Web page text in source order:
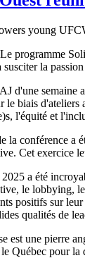
programme
la
d'une
biais d'ateliers
l'équité et
la conférence
Cet exercice
a été
le lobbying,
positifs sur
qualités de
est une pierre
Québec pour la